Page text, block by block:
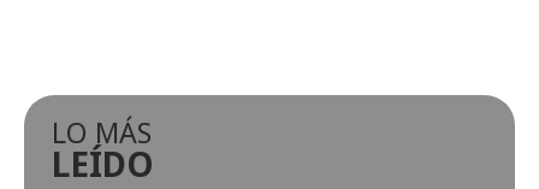
LO MÁS
LEÍDO